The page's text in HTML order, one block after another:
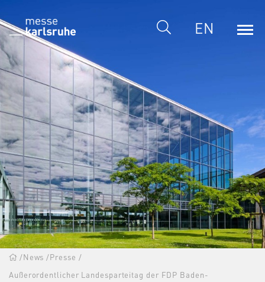
EN
/News/Presse /
Außerordentlicher Landesparteitag der FDP Baden-